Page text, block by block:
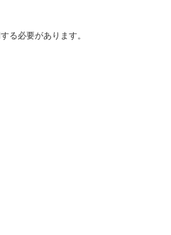
る必要があります。